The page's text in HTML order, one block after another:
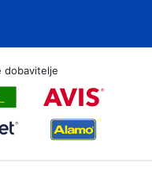
dobavitelje